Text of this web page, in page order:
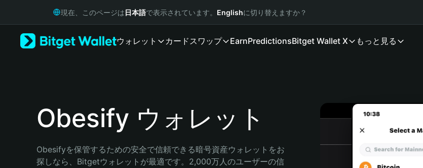
Русский
Bahasa Indonesia
現在、このページは日本語で表示されています。 Englishに切り替えますか？
ウォレット カードスワップ EarnPredictionsBitget Wallet X もっと見る
Obesify ウォレット
Obesifyを保管するための安全で信頼できる暗号資産ウォレットをお
探しなら、Bitgetウォレットが最適です。2,000万人のユーザーの信